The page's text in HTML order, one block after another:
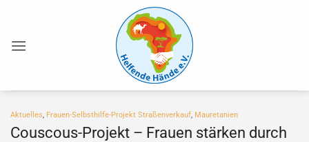
springen
Aktuelles, Frauen-Selbsthilfe-Projekt Straßenverkauf, Mauretanien
Couscous-Projekt – Frauen stärken durch